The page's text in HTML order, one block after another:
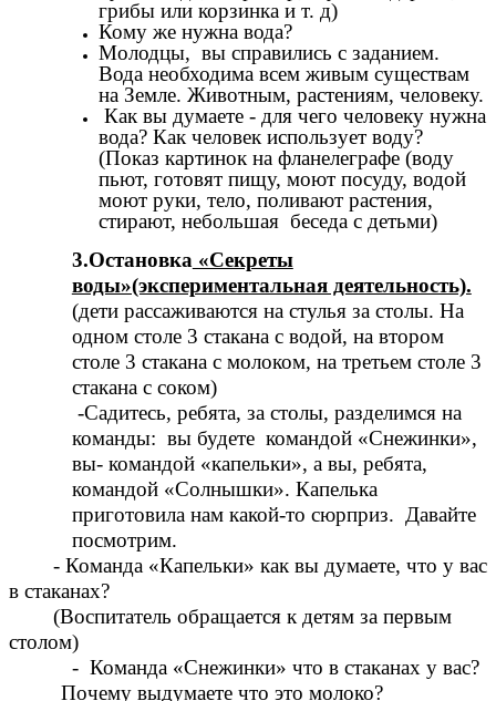
грибы или корзинка и т. д)
Кому же нужна вода?
Молодцы, вы справились с заданием.
Вода необходима всем живым существам
на Земле. Животным, растениям, человеку.
Как вы думаете - для чего человеку нужна
вода? Как человек использует воду?
(Показ картинок на фланелеграфе (воду
пьют, готовят пищу, моют посуду, водой
моют руки, тело, поливают растения,
стирают, небольшая беседа с детьми)
3.Остановка«Секреты
воды»(экспериментальная деятельность).
(дети рассаживаются на стулья за столы. На
одном столе 3 стакана с водой, на втором
столе 3 стакана с молоком, на третьем столе 3
стакана с соком)
-Садитесь, ребята, за столы, разделимся на
команды: вы будете командой «Снежинки»,
вы- командой «капельки», а вы, ребята,
командой «Солнышки». Капелька
приготовила нам какой-то сюрприз. Давайте
посмотрим.
- Команда «Капельки» как вы думаете, что у вас
в стаканах?
(Воспитатель обращается к детям за первым
столом)
- Команда «Снежинки» что в стаканах у вас?
Почему выдумаете что это молоко?